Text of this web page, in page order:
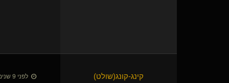
קינג-קונג​(שולט) לפני 9 שנים • 8 באוק׳ 2017